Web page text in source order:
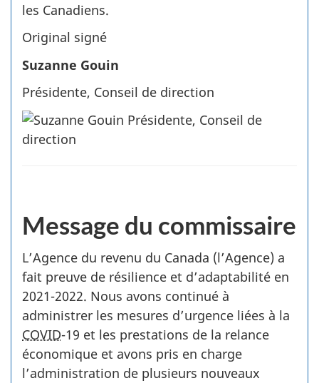
les Canadiens.
Original signé
Suzanne Gouin
Présidente, Conseil de direction
Message du commissaire
L’Agence du revenu du Canada (l’Agence) a
fait preuve de résilience et d’adaptabilité en
2021-­2022. Nous avons continué à
administrer les mesures d’urgence liées à la
COVID-19 et les prestations de la relance
économique et avons pris en charge
l’administration de plusieurs nouveaux